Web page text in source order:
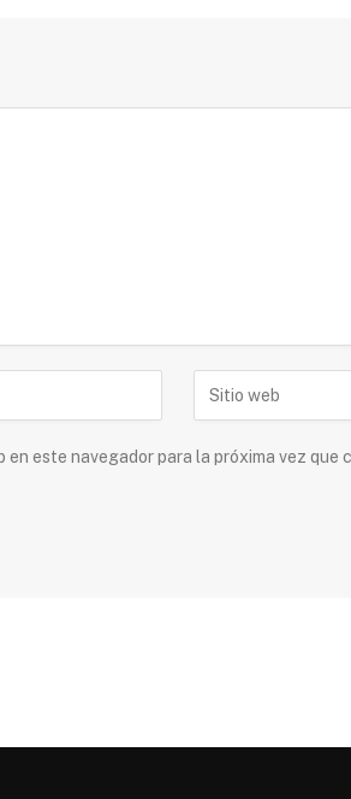
este navegador para la próxima vez que